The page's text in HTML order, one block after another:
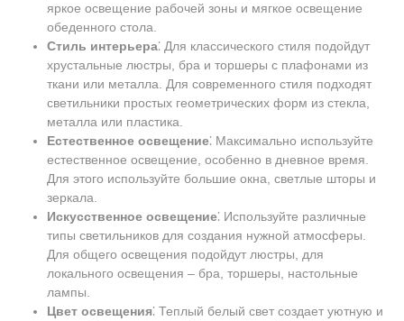
яркое освещение рабочей зоны и мягкое освещение
обеденного стола.
Стиль интерьера⁚ Для классического стиля подойдут
хрустальные люстры, бра и торшеры с плафонами из
ткани или металла. Для современного стиля подходят
светильники простых геометрических форм из стекла,
металла или пластика.
Естественное освещение⁚ Максимально используйте
естественное освещение, особенно в дневное время.
Для этого используйте большие окна, светлые шторы и
зеркала.
Искусственное освещение⁚ Используйте различные
типы светильников для создания нужной атмосферы.
Для общего освещения подойдут люстры, для
локального освещения – бра, торшеры, настольные
лампы.
Цвет освещения⁚ Теплый белый свет создает уютную и